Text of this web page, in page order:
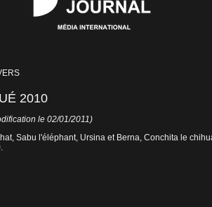
2010
le 02/01/2011)
Sabu l'éléphant, Ursina et Berna, Conchita le